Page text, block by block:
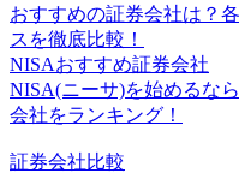
おすすめの証券会社は？
スを徹底比較！
NISAおすすめ証券会社
NISA(ニーサ)を始めるな
会社をランキング！
証券会社比較